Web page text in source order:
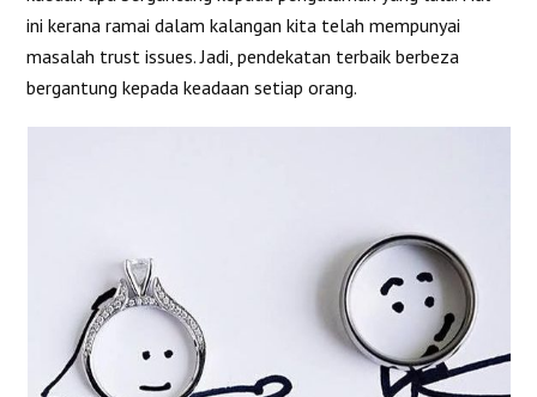
ini kerana ramai dalam kalangan kita telah mempunyai
masalah trust issues. Jadi, pendekatan terbaik berbeza
bergantung kepada keadaan setiap orang.